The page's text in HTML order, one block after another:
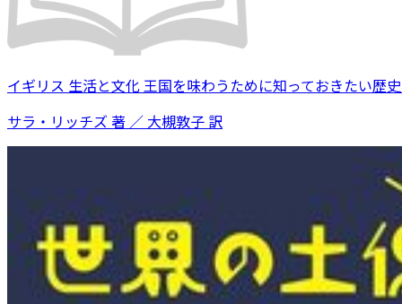
イギリス 生活と文化 王国を味わうために知っておきたい歴
サラ・リッチズ 著 ／ 大槻敦子 訳